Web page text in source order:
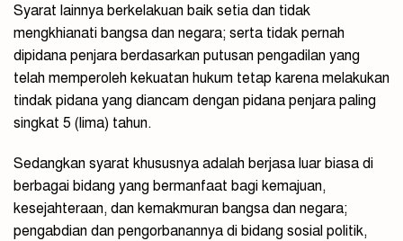
Syarat lainnya berkelakuan baik setia dan tidak
mengkhianati bangsa dan negara; serta tidak pernah
dipidana penjara berdasarkan putusan pengadilan yang
telah memperoleh kekuatan hukum tetap karena melakukan
tindak pidana yang diancam dengan pidana penjara paling
singkat 5 (lima) tahun.
Sedangkan syarat khususnya adalah berjasa luar biasa di
berbagai bidang yang bermanfaat bagi kemajuan,
kesejahteraan, dan kemakmuran bangsa dan negara;
pengabdian dan pengorbanannya di bidang sosial politik,